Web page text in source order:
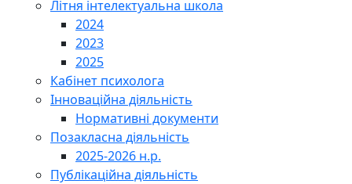
Літня інтелектуальна школа
2024
2023
2025
Кабінет психолога
Інноваційна діяльність
Нормативні документи
Позакласна діяльність
2025-2026 н.р.
Публікаційна діяльність